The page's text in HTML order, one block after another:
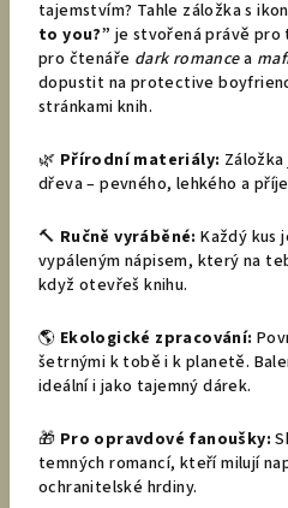
tajemstvím? Tahle záložka s
to you?” je stvořená právě
pro čtenáře dark romancea
dopustit na protective
stránkami knih.
🌿 Přírodní materiály:
dřeva – pevného, lehkého a
🔨 Ručně vyráběné: Každý kus
vypáleným nápisem, který na
když otevřeš knihu.
🌎 Ekologické zpracování:
šetrnými k tobě i k planetě.
ideální i jako tajemný dárek.
🎁 Pro opravdové fanoušky:
temných romancí, kteří milují
ochranitelské hrdiny.